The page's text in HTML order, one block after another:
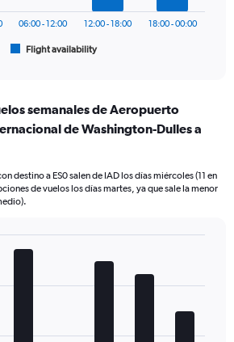
Flight availability
06:00 - 12:00 12:00 - 18:00 18:00 - 00:00
semanales de Aeropuerto
de Washington-Dulles a
destino a ES0 salen de IAD los días miércoles (11 en
de vuelos los días martes, ya que sale la menor